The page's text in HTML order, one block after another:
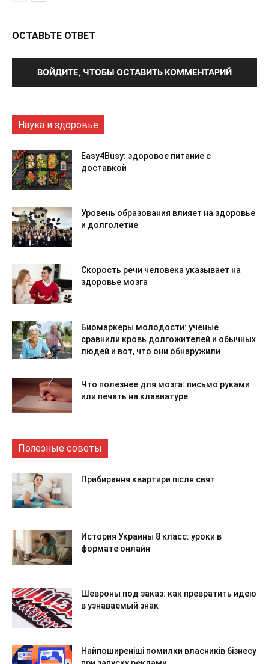
ОСТАВЬТЕ ОТВЕТ
ВОЙДИТЕ, ЧТОБЫ ОСТАВИТЬ КОММЕНТАРИЙ
Наука и здоровье
Easy4Busy: здоровое питание с
доставкой
Уровень образования влияет на здоровье
и долголетие
Скорость речи человека указывает на
здоровье мозга
Биомаркеры молодости: ученые
сравнили кровь долгожителей и обычных
людей и вот, что они обнаружили
Что полезнее для мозга: письмо руками
или печать на клавиатуре
Полезные советы
Прибирання квартири після свят
История Украины 8 класс: уроки в
формате онлайн
Шевроны под заказ: как превратить идею
в узнаваемый знак
Найпоширеніші помилки власників бізнесу